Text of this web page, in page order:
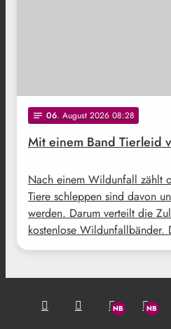
notes 06. August 2026 08:28
Mit einem Band Tierleid
Nach einem Wildunfall zählt
Tiere schleppen sind davon
werden. Darum verteilt die
kostenlose